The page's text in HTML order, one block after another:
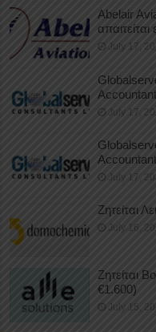
Abelair
απαιτείται
July 17,
July 17,
July 17,
Ζητείται
July 16,
Ζητείται
€1.600)
July 15,